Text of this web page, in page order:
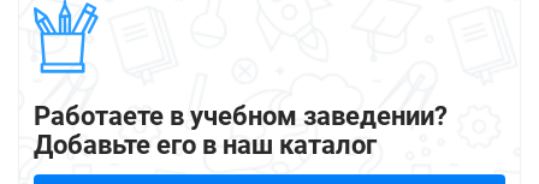
Работаете в учебном заведении?
Добавьте его в наш каталог